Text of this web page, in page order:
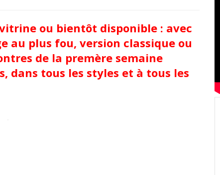
ou bientôt disponible : avec
au plus fou, version classique ou
de la premère semaine
dans tous les styles et à tous les